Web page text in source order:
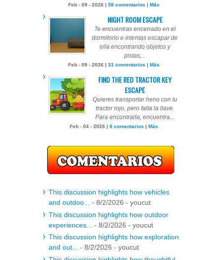
Feb - 09 - 2026 | 58 comentarios | Más
NIGHT ROOM ESCAPE
Te encuentras encerrado en el
dormitorio e intentas escapar de
ella encontrando objetos y
pistas,...
Feb - 09 - 2026 | 31 comentarios | Más
FIND THE RED TRACTOR KEY
ESCAPE
Quieres transportar heno con tu
tractor rojo, pero falta la llave.
Para encontrarla, encuentra...
Feb - 04 - 2026 | 6 comentarios | Más
This discussion highlights how vehicles
and outdoo...
- 8/2/2026 - youcut
This discussion highlights how outdoor
experiences...
- 8/2/2026 - youcut
This discussion highlights how exploration
and out...
- 8/2/2026 - youcut